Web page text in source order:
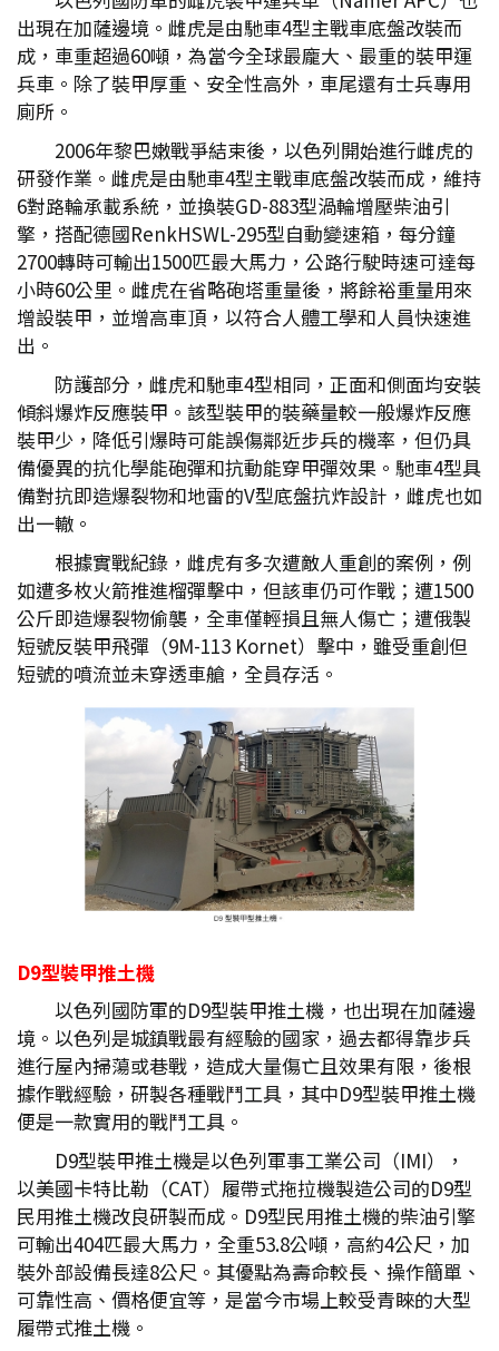
出現在加薩邊境。雌虎是由馳車4型主戰車底盤改裝而
成，車重超過60噸，為當今全球最龐大、最重的裝甲運
兵車。除了裝甲厚重、安全性高外，車尾還有士兵專用
廁所。
2006年黎巴嫩戰爭結束後，以色列開始進行雌虎的
研發作業。雌虎是由馳車4型主戰車底盤改裝而成，維持
6對路輪承載系統，並換裝GD-883型渦輪增壓柴油引
擎，搭配德國RenkHSWL-295型自動變速箱，每分鐘
2700轉時可輸出1500匹最大馬力，公路行駛時速可達每
小時60公里。雌虎在省略砲塔重量後，將餘裕重量用來
增設裝甲，並增高車頂，以符合人體工學和人員快速進
出。
防護部分，雌虎和馳車4型相同，正面和側面均安裝
傾斜爆炸反應裝甲。該型裝甲的裝藥量較一般爆炸反應
裝甲少，降低引爆時可能誤傷鄰近步兵的機率，但仍具
備優異的抗化學能砲彈和抗動能穿甲彈效果。馳車4型具
備對抗即造爆裂物和地雷的V型底盤抗炸設計，雌虎也如
出一轍。
根據實戰紀錄，雌虎有多次遭敵人重創的案例，例
如遭多枚火箭推進榴彈擊中，但該車仍可作戰；遭1500
公斤即造爆裂物偷襲，全車僅輕損且無人傷亡；遭俄製
短號反裝甲飛彈（9M-113 Kornet）擊中，雖受重創但
短號的噴流並未穿透車艙，全員存活。
D9型裝甲推土機
以色列國防軍的D9型裝甲推土機，也出現在加薩邊
境。以色列是城鎮戰最有經驗的國家，過去都得靠步兵
進行屋內掃蕩或巷戰，造成大量傷亡且效果有限，後根
據作戰經驗，研製各種戰鬥工具，其中D9型裝甲推土機
便是一款實用的戰鬥工具。
D9型裝甲推土機是以色列軍事工業公司（IMI），
以美國卡特比勒（CAT）履帶式拖拉機製造公司的D9型
民用推土機改良研製而成。D9型民用推土機的柴油引擎
可輸出404匹最大馬力，全重53.8公噸，高約4公尺，加
裝外部設備長達8公尺。其優點為壽命較長、操作簡單、
可靠性高、價格便宜等，是當今市場上較受青睞的大型
履帶式推土機。